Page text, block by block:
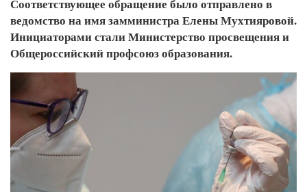
Соответствующее обращение было отправлено в
ведомство на имя замминистра Елены Мухтияровой.
Инициаторами стали Министерство просвещения и
Общероссийский профсоюз образования.